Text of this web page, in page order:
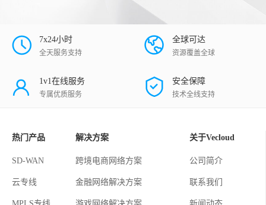
7x24小时
全天服务支持
全球可达
资源覆盖全球
1v1在线服务
专属优质服务
安全保障
技术全线支持
热门产品
SD-WAN
云专线
解决方案
跨境电商网络方案
金融网络解决方案
关于Vecloud
公司简介
联系我们